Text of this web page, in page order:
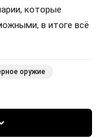
которые
в итоге всё
оружие